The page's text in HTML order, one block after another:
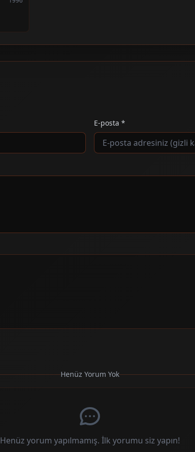
E-posta *
Henüz Yorum Yok
Henüz yorum yapılmamış. İlk yorumu siz yapın!